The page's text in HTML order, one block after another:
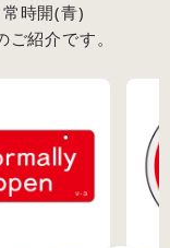
時開(青)
紹介です。